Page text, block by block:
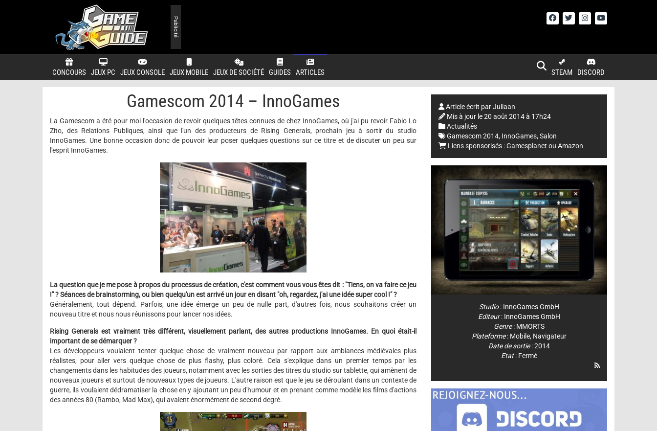
CONCOURS JEUX PC JEUX CONSOLE JEUX MOBILE JEUX DE SOCIÉTÉ GUIDES ARTICLES DISCORD
STEAM
Publicité
Gamescom 2014 – InnoGames
La Gamescom a été pour moi l'occasion de revoir quelques têtes connues de chez InnoGames, où j'ai pu revoir Fabio Lo
Zito, des Relations Publiques, ainsi que l'un des producteurs de Rising Generals, prochain jeu à sortir du studio
InnoGames. Une bonne occasion donc de pouvoir leur poser quelques questions sur ce titre et de discuter un peu sur
l'esprit InnoGames.
La question que je me pose à propos du processus de création, c'est comment vous vous êtes dit : "Tiens, on va faire ce jeu
!" ? Séances de brainstorming, ou bien quelqu'un est arrivé un jour en disant "oh, regardez, j'ai une idée super cool !" ?
Généralement, tout dépend. Parfois, une idée émerge un peu de nulle part, d'autres fois, nous souhaitons créer un
nouveau titre et nous nous réunissons pour lancer nos idées.
Rising Generals est vraiment très différent, visuellement parlant, des autres productions InnoGames. En quoi était-il
important de se démarquer ?
Les développeurs voulaient tenter quelque chose de vraiment nouveau par rapport aux ambiances médiévales plus
réalistes, pour aller vers quelque chose de plus flashy, plus coloré. Cela s'explique dans un premier temps par les
changements dans les habitudes des joueurs, notamment avec les sorties des titres du studio sur tablette, qui amènent de
nouveaux joueurs et surtout de nouveaux types de joueurs. L'autre raison est que le jeu se déroulant dans un contexte de
guerre, ils voulaient dédramatiser la chose en y ajoutant un peu d'humour et en prenant comme modèle les films d'actions
des années 80 (Rambo, Mad Max), qui avaient énormément de second degré.
Article écrit parJuliaan
Mis à jour le20 août 2014 à 17h24
Actualités
Gamescom 2014, InnoGames, Salon
Liens sponsorisés :Gamesplanet ou Amazon
Studio: InnoGames GmbH
Editeur: InnoGames GmbH
Genre: MMORTS
Plateforme: Mobile, Navigateur
Date de sortie: 2014
Etat: Fermé